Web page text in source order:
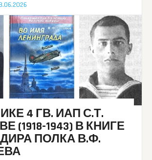
4 ГВ. ИАП С.Т.
(1918-1943) В КНИГЕ
ПОЛКА В.Ф.